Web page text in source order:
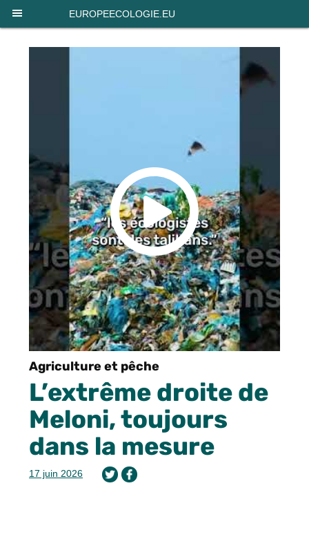
EUROPEECOLOGIE.EU
Agriculture et pêche
L’extrême droite de
Meloni, toujours
dans la mesure
17 juin 2026